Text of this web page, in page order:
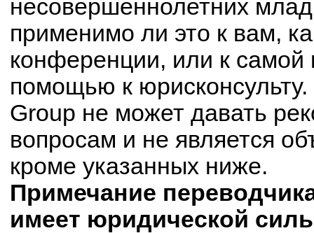
несовершеннолетних
применимо ли это к вам,
конференции, или к самой
помощью к
Group не может давать
вопросам и не является
кроме указанных ниже.
Примечание
имеет юридической